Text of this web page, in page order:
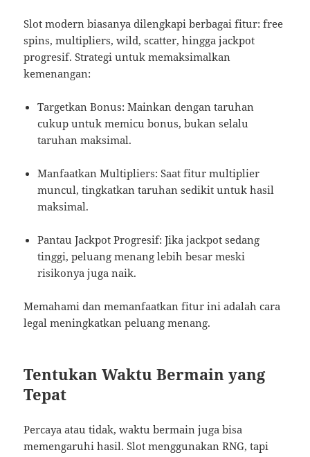
Slot modern biasanya dilengkapi berbagai fitur: free
spins, multipliers, wild, scatter, hingga jackpot
progresif. Strategi untuk memaksimalkan
kemenangan:
Targetkan Bonus: Mainkan dengan taruhan
cukup untuk memicu bonus, bukan selalu
taruhan maksimal.
Manfaatkan Multipliers: Saat fitur multiplier
muncul, tingkatkan taruhan sedikit untuk hasil
maksimal.
Pantau Jackpot Progresif: Jika jackpot sedang
tinggi, peluang menang lebih besar meski
risikonya juga naik.
Memahami dan memanfaatkan fitur ini adalah cara
legal meningkatkan peluang menang.
Tentukan Waktu Bermain yang
Tepat
Percaya atau tidak, waktu bermain juga bisa
memengaruhi hasil. Slot menggunakan RNG, tapi